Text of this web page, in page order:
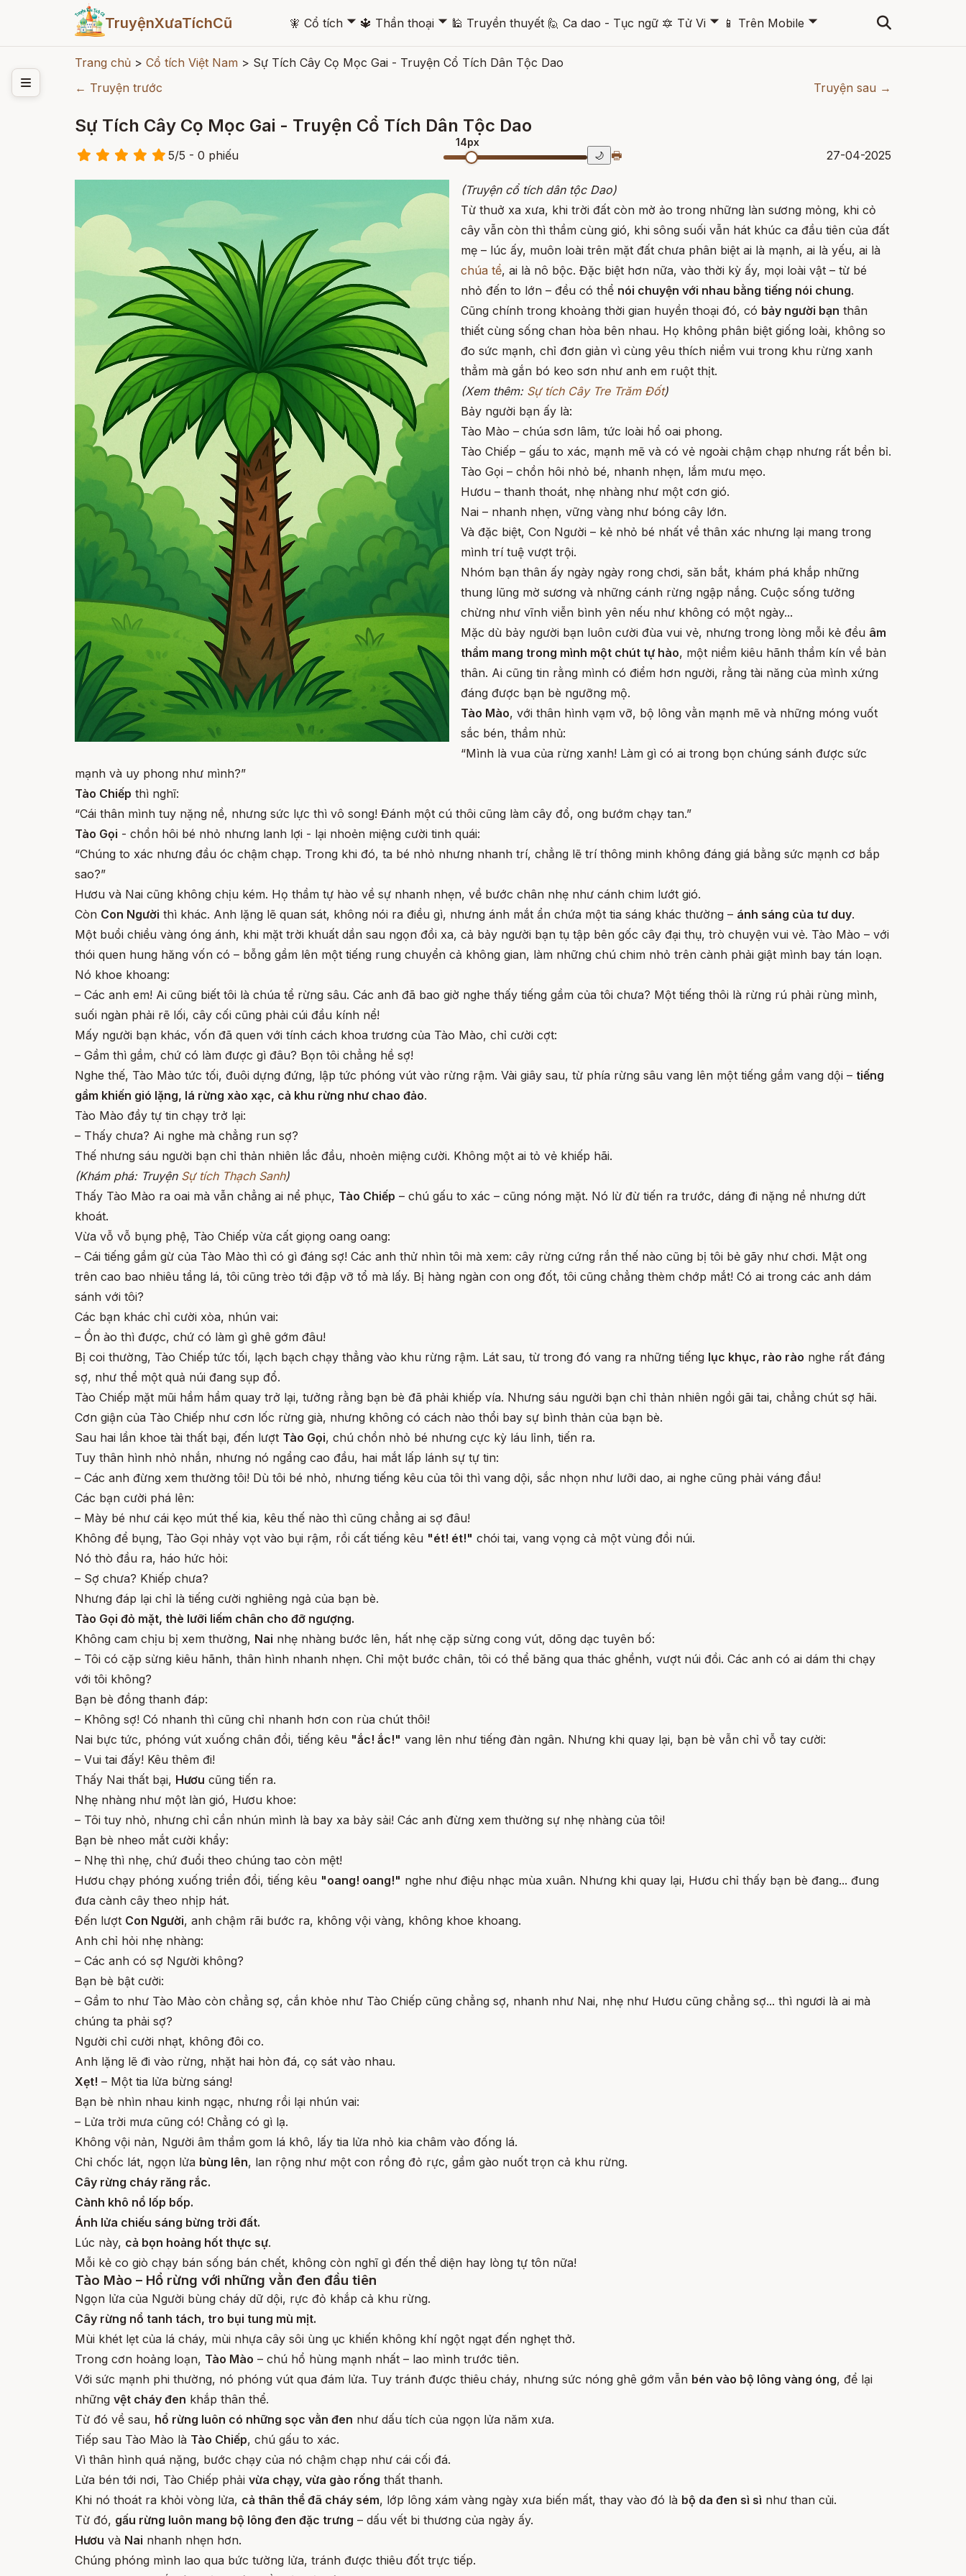
TruyệnXưaTíchCũ 🧚 Cổ tích 🞃 🔱 Thần thoại 🞃 🕌 Truyền thuyết 🙋 Ca dao - Tục ngữ 🔯 Tử Vi 🞃 📱 Trên Mobile 🞃
Trang chủ > Cổ tích Việt Nam > Sự Tích Cây Cọ Mọc Gai - Truyện Cổ Tích Dân Tộc Dao
← Truyện trước
Truyện sau →
Sự Tích Cây Cọ Mọc Gai - Truyện Cổ Tích Dân Tộc Dao
5/5 - 0 phiếu
14px
🌙 🖶 27-04-2025
(Truyện cổ tích dân tộc Dao)
Từ thuở xa xưa, khi trời đất còn mờ ảo trong những làn sương mỏng, khi cỏ
cây vẫn còn thì thầm cùng gió, khi sông suối vẫn hát khúc ca đầu tiên của đất
mẹ – lúc ấy, muôn loài trên mặt đất chưa phân biệt ai là mạnh, ai là yếu, ai là
chúa tể, ai là nô bộc. Đặc biệt hơn nữa, vào thời kỳ ấy, mọi loài vật – từ bé
nhỏ đến to lớn – đều có thể nói chuyện với nhau bằng tiếng nói chung.
Cũng chính trong khoảng thời gian huyền thoại đó, có bảy người bạn thân
thiết cùng sống chan hòa bên nhau. Họ không phân biệt giống loài, không so
đo sức mạnh, chỉ đơn giản vì cùng yêu thích niềm vui trong khu rừng xanh
thẳm mà gắn bó keo sơn như anh em ruột thịt.
(Xem thêm: Sự tích Cây Tre Trăm Đốt)
Bảy người bạn ấy là:
Tào Mào – chúa sơn lâm, tức loài hổ oai phong.
Tào Chiếp – gấu to xác, mạnh mẽ và có vẻ ngoài chậm chạp nhưng rất bền bỉ.
Tào Gọi – chồn hôi nhỏ bé, nhanh nhẹn, lắm mưu mẹo.
Hươu – thanh thoát, nhẹ nhàng như một cơn gió.
Nai – nhanh nhẹn, vững vàng như bóng cây lớn.
Và đặc biệt, Con Người – kẻ nhỏ bé nhất về thân xác nhưng lại mang trong
mình trí tuệ vượt trội.
Nhóm bạn thân ấy ngày ngày rong chơi, săn bắt, khám phá khắp những
thung lũng mờ sương và những cánh rừng ngập nắng. Cuộc sống tưởng
chừng như vĩnh viễn bình yên nếu như không có một ngày...
Mặc dù bảy người bạn luôn cười đùa vui vẻ, nhưng trong lòng mỗi kẻ đều âm
thầm mang trong mình một chút tự hào, một niềm kiêu hãnh thầm kín về bản
thân. Ai cũng tin rằng mình có điểm hơn người, rằng tài năng của mình xứng
đáng được bạn bè ngưỡng mộ.
Tào Mào, với thân hình vạm vỡ, bộ lông vằn mạnh mẽ và những móng vuốt
sắc bén, thầm nhủ:
“Mình là vua của rừng xanh! Làm gì có ai trong bọn chúng sánh được sức
mạnh và uy phong như mình?”
Tào Chiếp thì nghĩ:
“Cái thân mình tuy nặng nề, nhưng sức lực thì vô song! Đánh một cú thôi cũng làm cây đổ, ong bướm chạy tan.”
Tào Gọi - chồn hôi bé nhỏ nhưng lanh lợi - lại nhoẻn miệng cười tinh quái:
“Chúng to xác nhưng đầu óc chậm chạp. Trong khi đó, ta bé nhỏ nhưng nhanh trí, chẳng lẽ trí thông minh không đáng giá bằng sức mạnh cơ bắp
sao?”
Hươu và Nai cũng không chịu kém. Họ thầm tự hào về sự nhanh nhẹn, về bước chân nhẹ như cánh chim lướt gió.
Còn Con Người thì khác. Anh lặng lẽ quan sát, không nói ra điều gì, nhưng ánh mắt ẩn chứa một tia sáng khác thường – ánh sáng của tư duy.
Một buổi chiều vàng óng ánh, khi mặt trời khuất dần sau ngọn đồi xa, cả bảy người bạn tụ tập bên gốc cây đại thụ, trò chuyện vui vẻ. Tào Mào – với
thói quen hung hăng vốn có – bỗng gầm lên một tiếng rung chuyển cả không gian, làm những chú chim nhỏ trên cành phải giật mình bay tán loạn.
Nó khoe khoang:
– Các anh em! Ai cũng biết tôi là chúa tể rừng sâu. Các anh đã bao giờ nghe thấy tiếng gầm của tôi chưa? Một tiếng thôi là rừng rú phải rùng mình,
suối ngàn phải rẽ lối, cây cối cũng phải cúi đầu kính nể!
Mấy người bạn khác, vốn đã quen với tính cách khoa trương của Tào Mào, chỉ cười cợt:
– Gầm thì gầm, chứ có làm được gì đâu? Bọn tôi chẳng hề sợ!
Nghe thế, Tào Mào tức tối, đuôi dựng đứng, lập tức phóng vút vào rừng rậm. Vài giây sau, từ phía rừng sâu vang lên một tiếng gầm vang dội – tiếng
gầm khiến gió lặng, lá rừng xào xạc, cả khu rừng như chao đảo.
Tào Mào đầy tự tin chạy trở lại:
– Thấy chưa? Ai nghe mà chẳng run sợ?
Thế nhưng sáu người bạn chỉ thản nhiên lắc đầu, nhoẻn miệng cười. Không một ai tỏ vẻ khiếp hãi.
(Khám phá: Truyện Sự tích Thạch Sanh)
Thấy Tào Mào ra oai mà vẫn chẳng ai nể phục, Tào Chiếp – chú gấu to xác – cũng nóng mặt. Nó lừ đừ tiến ra trước, dáng đi nặng nề nhưng dứt
khoát.
Vừa vỗ vỗ bụng phệ, Tào Chiếp vừa cất giọng oang oang:
– Cái tiếng gầm gừ của Tào Mào thì có gì đáng sợ! Các anh thử nhìn tôi mà xem: cây rừng cứng rắn thế nào cũng bị tôi bẻ gãy như chơi. Mật ong
trên cao bao nhiêu tầng lá, tôi cũng trèo tới đập vỡ tổ mà lấy. Bị hàng ngàn con ong đốt, tôi cũng chẳng thèm chớp mắt! Có ai trong các anh dám
sánh với tôi?
Các bạn khác chỉ cười xòa, nhún vai:
– Ồn ào thì được, chứ có làm gì ghê gớm đâu!
Bị coi thường, Tào Chiếp tức tối, lạch bạch chạy thẳng vào khu rừng rậm. Lát sau, từ trong đó vang ra những tiếng lục khục, rào rào nghe rất đáng
sợ, như thể một quả núi đang sụp đổ.
Tào Chiếp mặt mũi hầm hầm quay trở lại, tưởng rằng bạn bè đã phải khiếp vía. Nhưng sáu người bạn chỉ thản nhiên ngồi gãi tai, chẳng chút sợ hãi.
Cơn giận của Tào Chiếp như cơn lốc rừng già, nhưng không có cách nào thổi bay sự bình thản của bạn bè.
Sau hai lần khoe tài thất bại, đến lượt Tào Gọi, chú chồn nhỏ bé nhưng cực kỳ láu lỉnh, tiến ra.
Tuy thân hình nhỏ nhắn, nhưng nó ngẩng cao đầu, hai mắt lấp lánh sự tự tin:
– Các anh đừng xem thường tôi! Dù tôi bé nhỏ, nhưng tiếng kêu của tôi thì vang dội, sắc nhọn như lưỡi dao, ai nghe cũng phải váng đầu!
Các bạn cười phá lên:
– Mày bé như cái kẹo mút thế kia, kêu thế nào thì cũng chẳng ai sợ đâu!
Không để bụng, Tào Gọi nhảy vọt vào bụi rậm, rồi cất tiếng kêu "ét! ét!" chói tai, vang vọng cả một vùng đồi núi.
Nó thò đầu ra, háo hức hỏi:
– Sợ chưa? Khiếp chưa?
Nhưng đáp lại chỉ là tiếng cười nghiêng ngả của bạn bè.
Tào Gọi đỏ mặt, thè lưỡi liếm chân cho đỡ ngượng.
Không cam chịu bị xem thường, Nai nhẹ nhàng bước lên, hất nhẹ cặp sừng cong vút, dõng dạc tuyên bố:
– Tôi có cặp sừng kiêu hãnh, thân hình nhanh nhẹn. Chỉ một bước chân, tôi có thể băng qua thác ghềnh, vượt núi đồi. Các anh có ai dám thi chạy
với tôi không?
Bạn bè đồng thanh đáp:
– Không sợ! Có nhanh thì cũng chỉ nhanh hơn con rùa chút thôi!
Nai bực tức, phóng vút xuống chân đồi, tiếng kêu "ắc! ắc!" vang lên như tiếng đàn ngân. Nhưng khi quay lại, bạn bè vẫn chỉ vỗ tay cười:
– Vui tai đấy! Kêu thêm đi!
Thấy Nai thất bại, Hươu cũng tiến ra.
Nhẹ nhàng như một làn gió, Hươu khoe:
– Tôi tuy nhỏ, nhưng chỉ cần nhún mình là bay xa bảy sải! Các anh đừng xem thường sự nhẹ nhàng của tôi!
Bạn bè nheo mắt cười khẩy:
– Nhẹ thì nhẹ, chứ đuổi theo chúng tao còn mệt!
Hươu chạy phóng xuống triền đồi, tiếng kêu "oang! oang!" nghe như điệu nhạc mùa xuân. Nhưng khi quay lại, Hươu chỉ thấy bạn bè đang... đung
đưa cành cây theo nhịp hát.
Đến lượt Con Người, anh chậm rãi bước ra, không vội vàng, không khoe khoang.
Anh chỉ hỏi nhẹ nhàng:
– Các anh có sợ Người không?
Bạn bè bật cười:
– Gầm to như Tào Mào còn chẳng sợ, cắn khỏe như Tào Chiếp cũng chẳng sợ, nhanh như Nai, nhẹ như Hươu cũng chẳng sợ... thì ngươi là ai mà
chúng ta phải sợ?
Người chỉ cười nhạt, không đôi co.
Anh lặng lẽ đi vào rừng, nhặt hai hòn đá, cọ sát vào nhau.
Xẹt! – Một tia lửa bừng sáng!
Bạn bè nhìn nhau kinh ngạc, nhưng rồi lại nhún vai:
– Lửa trời mưa cũng có! Chẳng có gì lạ.
Không vội nản, Người âm thầm gom lá khô, lấy tia lửa nhỏ kia châm vào đống lá.
Chỉ chốc lát, ngọn lửa bùng lên, lan rộng như một con rồng đỏ rực, gầm gào nuốt trọn cả khu rừng.
Cây rừng cháy răng rắc.
Cành khô nổ lốp bốp.
Ánh lửa chiếu sáng bừng trời đất.
Lúc này, cả bọn hoảng hốt thực sự.
Mỗi kẻ co giò chạy bán sống bán chết, không còn nghĩ gì đến thể diện hay lòng tự tôn nữa!
Tào Mào – Hổ rừng với những vằn đen đầu tiên
Ngọn lửa của Người bùng cháy dữ dội, rực đỏ khắp cả khu rừng.
Cây rừng nổ tanh tách, tro bụi tung mù mịt.
Mùi khét lẹt của lá cháy, mùi nhựa cây sôi ùng ục khiến không khí ngột ngạt đến nghẹt thở.
Trong cơn hoảng loạn, Tào Mào – chú hổ hùng mạnh nhất – lao mình trước tiên.
Với sức mạnh phi thường, nó phóng vút qua đám lửa. Tuy tránh được thiêu cháy, nhưng sức nóng ghê gớm vẫn bén vào bộ lông vàng óng, để lại
những vệt cháy đen khắp thân thể.
Từ đó về sau, hổ rừng luôn có những sọc vằn đen như dấu tích của ngọn lửa năm xưa.
Tiếp sau Tào Mào là Tào Chiếp, chú gấu to xác.
Vì thân hình quá nặng, bước chạy của nó chậm chạp như cái cối đá.
Lửa bén tới nơi, Tào Chiếp phải vừa chạy, vừa gào rống thất thanh.
Khi nó thoát ra khỏi vòng lửa, cả thân thể đã cháy sém, lớp lông xám vàng ngày xưa biến mất, thay vào đó là bộ da đen sì sì như than củi.
Từ đó, gấu rừng luôn mang bộ lông đen đặc trưng – dấu vết bi thương của ngày ấy.
Hươu và Nai nhanh nhẹn hơn.
Chúng phóng mình lao qua bức tường lửa, tránh được thiêu đốt trực tiếp.